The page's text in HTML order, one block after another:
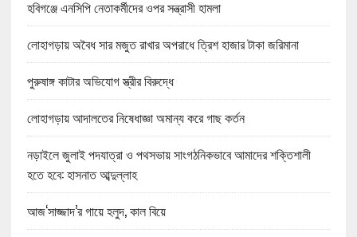
হবিগঞ্জে এনসিপি নেতাকর্মীদের ওপর সন্ত্রাসী হামলা
লোহাগড়ায় অবৈধ সার মজুত রাখার অপরাধে ত্রিশ হাজার টাকা জরিমানা
পুরুষাঙ্গ কাটার অভিযোগ স্ত্রীর বিরুদ্ধে
লোহাগড়ায় আদালতের নিষেধাজ্ঞা অমান্য করে গাছ কর্তন
নড়াইলে জুলাই পদযাত্রা ও পথসভায় সাংগঠনিকভাবে আমাদের শক্তিশালী
হতে হবে: হাসনাত আব্দুল্লাহ
আজ‘সাজ্জাদ’র গায়ে হলুদ, কাল বিয়ে